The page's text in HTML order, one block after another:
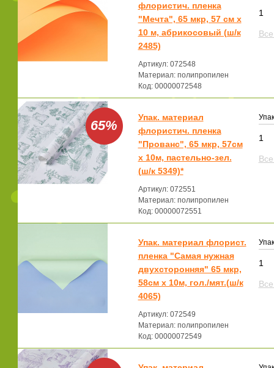
флористич. пленка
"Мечта", 65 мкр, 57 см х
10 м, абрикосовый (ш/к
2485)
Артикул: 072548
Материал: полипропилен
Код: 00000072548
1
65%
Упак. материал
флористич. пленка
"Прованс", 65 мкр, 57см
x 10м, пастельно-зел.
(ш/к 5349)*
Артикул: 072551
Материал: полипропилен
Код: 00000072551
1
Упак. материал флорист.
пленка "Самая нужная
двухсторонняя" 65 мкр,
58см х 10м, гол./мят.(ш/к
4065)
Артикул: 072549
Материал: полипропилен
Код: 00000072549
1